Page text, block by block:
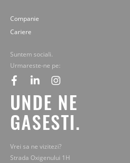
Companie
Cariere
Suntem sociali.
Urmareste-ne pe:
facebook
linkedininstagram
UNDE NE
GASESTI.
Vrei sa ne vizitezi?
Strada Oxigenului 1H